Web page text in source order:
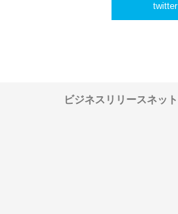
twitter
ビジネスリリースネット